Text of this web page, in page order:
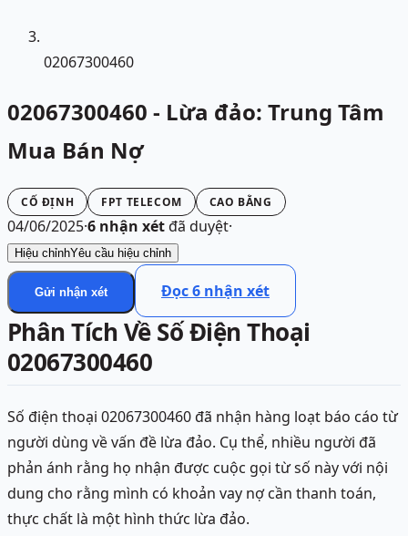
02067300460
02067300460 - Lừa đảo: Trung Tâm
Mua Bán Nợ
CỐ ĐỊNH FPT TELECOM CAO BẰNG
04/06/2025·6 nhận xétđã duyệt·
Hiệu chỉnhYêu cầu hiệu chỉnh
Gửi nhận xét Đọc6 nhận xét
Phân Tích Về Số Điện Thoại
02067300460
Số điện thoại 02067300460 đã nhận hàng loạt báo cáo từ
người dùng về vấn đề lừa đảo. Cụ thể, nhiều người đã
phản ánh rằng họ nhận được cuộc gọi từ số này với nội
dung cho rằng mình có khoản vay nợ cần thanh toán,
thực chất là một hình thức lừa đảo.